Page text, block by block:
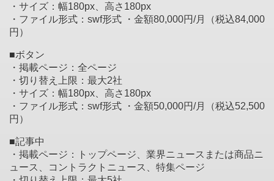
・サイズ：幅180px、高さ180px
・ファイル形式：swf形式 ・金額80,000円/月（税込84,000
円）
■ボタン
・掲載ページ：全ページ
・切り替え上限：最大2社
・サイズ：幅180px、高さ180px
・ファイル形式：swf形式 ・金額50,000円/月（税込52,500
円）
■記事中
・掲載ページ：トップページ、業界ニュースまたは商品ニ
ュース、コントラクトニュース、特集ページ